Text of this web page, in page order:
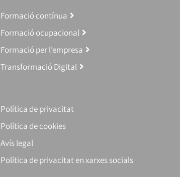
Formació contínua
Formació ocupacional
Formació per l’empresa
Transformació Digital
Política de privacitat
Política de cookies
Avís legal
Política de privacitat en xarxes socials